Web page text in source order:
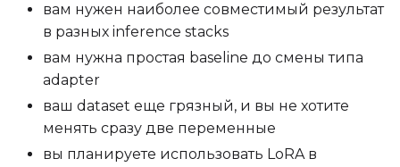
Sampler
Guidance Scale
вам нужен наиболее совместимый результат
в разных inference stacks
вам нужна простая baseline до смены типа
adapter
ваш dataset еще грязный, и вы не хотите
менять сразу две переменные
вы планируете использовать LoRA в